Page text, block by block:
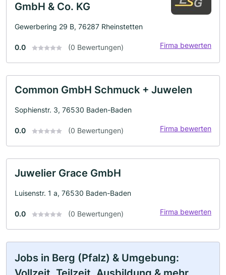
GmbH & Co. KG
Gewerbering 29 B, 76287 Rheinstetten
0.0 (0 Bewertungen) Firma bewerten
Common GmbH Schmuck + Juwelen
Sophienstr. 3, 76530 Baden-Baden
0.0 (0 Bewertungen) Firma bewerten
Juwelier Grace GmbH
Luisenstr. 1 a, 76530 Baden-Baden
0.0 (0 Bewertungen) Firma bewerten
Jobs in Berg (Pfalz) & Umgebung: